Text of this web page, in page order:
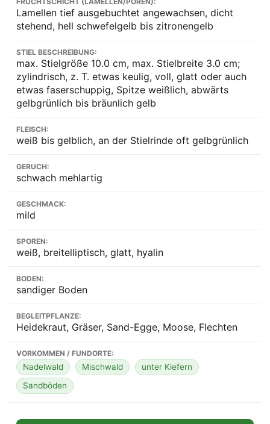
Lamellen tief ausgebuchtet angewachsen, dicht
stehend, hell schwefelgelb bis zitronengelb
STIEL BESCHREIBUNG:
max. Stielgröße 10.0 cm, max. Stielbreite 3.0 cm;
zylindrisch, z. T. etwas keulig, voll, glatt oder auch
etwas faserschuppig, Spitze weißlich, abwärts
gelbgrünlich bis bräunlich gelb
FLEISCH:
weiß bis gelblich, an der Stielrinde oft gelbgrünlich
GERUCH:
schwach mehlartig
GESCHMACK:
mild
SPOREN:
weiß, breitelliptisch, glatt, hyalin
BODEN:
sandiger Boden
BEGLEITPFLANZE:
Heidekraut, Gräser, Sand-Egge, Moose, Flechten
VORKOMMEN / FUNDORTE:
Nadelwald Mischwald
unter Kiefern
Sandböden